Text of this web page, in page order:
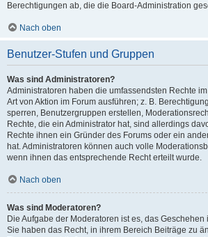
Berechtigungen ab, die die Board-Administration
Nach oben
Benutzer-Stufen und Gruppen
Was sind Administratoren?
Administratoren haben die umfassendsten Rechte
Art von Aktion im Forum ausführen; z. B.
sperren, Benutzergruppen erstellen,
Rechte, die ein Administrator hat, sind allerdings
Rechte ihnen ein Gründer des Forums oder ein
hat. Administratoren können auch volle
wenn ihnen das entsprechende Recht erteilt wurde.
Nach oben
Was sind Moderatoren?
Die Aufgabe der Moderatoren ist es, das
Sie haben das Recht, in ihrem Bereich Beiträge zu